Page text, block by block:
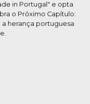
in Portugal" e opta
o Próximo Capítulo:
herança portuguesa